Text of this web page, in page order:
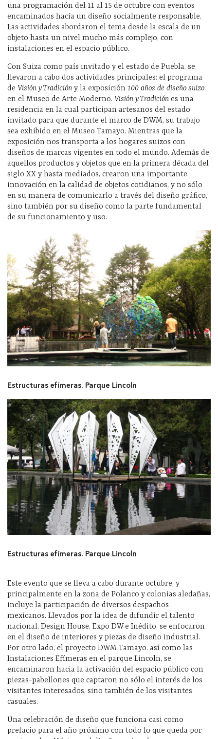
una programación del 11 al 15 de octubre con eventos
encaminados hacia un diseño socialmente responsable.
Las actividades abordaron el tema desde la escala de un
objeto hasta un nivel mucho más complejo, con
instalaciones en el espacio público.
Con Suiza como país invitado y el estado de Puebla, se
llevaron a cabo dos actividades principales: el programa
de Visión y Tradición y la exposición 100 años de diseño suizo
en el Museo de Arte Moderno. Visión y Tradición es una
residencia en la cual participan artesanos del estado
invitado para que durante el marco de DWM, su trabajo
sea exhibido en el Museo Tamayo. Mientras que la
exposición nos transporta a los hogares suizos con
diseños de marcas vigentes en todo el mundo. Además de
aquellos productos y objetos que en la primera década del
siglo XX y hasta mediados, crearon una importante
innovación en la calidad de objetos cotidianos, y no sólo
en su manera de comunicarlo a través del diseño gráfico,
sino también por su diseño como la parte fundamental
de su funcionamiento y uso.
Estructuras efímeras. Parque Lincoln
Estructuras efímeras. Parque Lincoln
Este evento que se lleva a cabo durante octubre, y
principalmente en la zona de Polanco y colonias aledañas,
incluye la participación de diversos despachos
mexicanos. Llevados por la idea de difundir el talento
nacional, Design House, Expo DW e Inédito, se enfocaron
en el diseño de interiores y piezas de diseño industrial.
Por otro lado, el proyecto DWM Tamayo, así como las
Instalaciones Efímeras en el parque Lincoln, se
encaminaron hacia la activación del espacio público con
piezas-pabellones que captaron no sólo el interés de los
visitantes interesados, sino también de los visitantes
casuales.
Una celebración de diseño que funciona casi como
prefacio para el año próximo con todo lo que queda por